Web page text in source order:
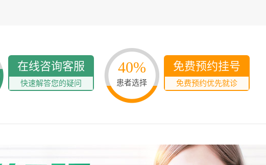
在线咨询客服
快速解答您的疑问
40%
患者选择
免费预约挂号
免费预约优先就诊